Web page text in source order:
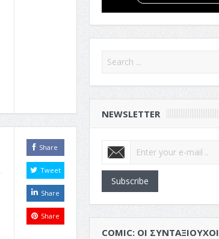
Share
Tweet
Share
Share
NEWSLETTER
Subscribe
COMIC: ΟΙ ΣΥΝΤΑΞΙΟΎΧΟΙ